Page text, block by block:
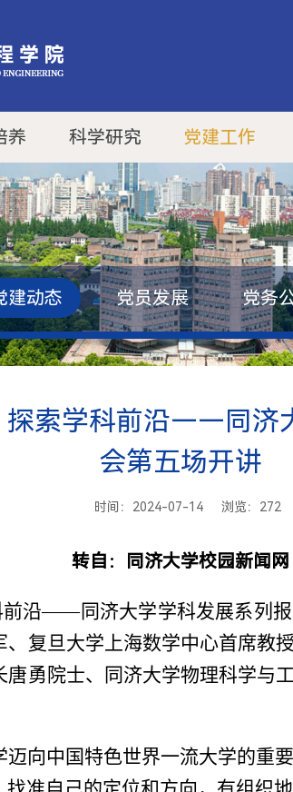
养 科学研究 党建工作
建动态 党员发展 党务
探索学科前沿——同济
会第五场开讲
时间：2024-07-14 浏览： 272
转自：同济大学校园新闻网
沿——同济大学学科发展系列
复旦大学上海数学中心首席教
勇院士、同济大学物理科学与
向中国特色世界一流大学的重